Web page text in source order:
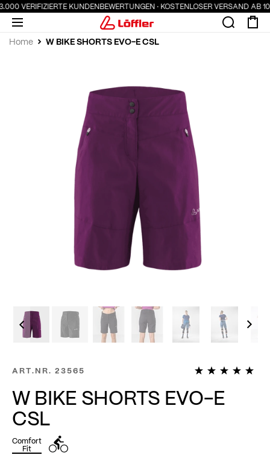
VERIFIZIERTE KUNDENBEWERTUNGEN · KOSTENLOSER VERSAND AB 100
Home W BIKE SHORTS EVO-E CSL
ART.NR. 23565
W BIKE SHORTS EVO-E
CSL
Comfort
Fit